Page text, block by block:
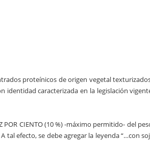
proteínicos de origen vegetal
identidad caracterizada en la legislación
POR CIENTO (10 %) -máximo permitido- del
efecto, se debe agregar la leyenda “…con